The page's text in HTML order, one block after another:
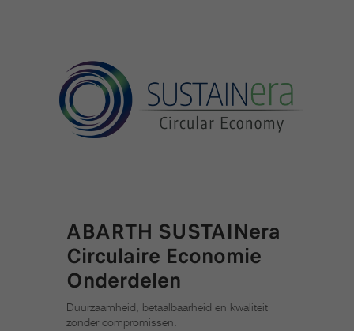
ABARTH SUSTAINera
Circulaire Economie
Onderdelen
Duurzaamheid, betaalbaarheid en kwaliteit
zonder compromissen.